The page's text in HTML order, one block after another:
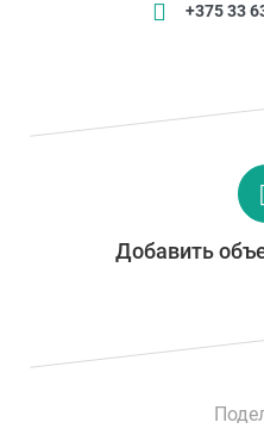
+375 33
Добавить